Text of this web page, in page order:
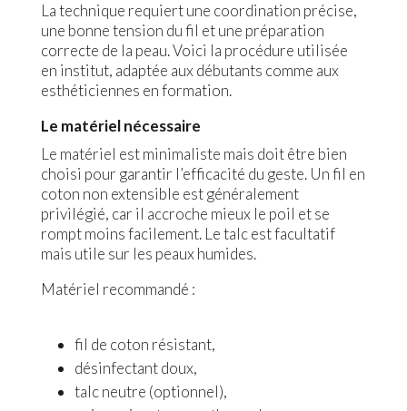
La technique requiert une coordination précise,
une bonne tension du fil et une préparation
correcte de la peau. Voici la procédure utilisée
en institut, adaptée aux débutants comme aux
esthéticiennes en formation.
Le matériel nécessaire
Le matériel est minimaliste mais doit être bien
choisi pour garantir l’efficacité du geste. Un fil en
coton non extensible est généralement
privilégié, car il accroche mieux le poil et se
rompt moins facilement. Le talc est facultatif
mais utile sur les peaux humides.
Matériel recommandé :
fil de coton résistant,
désinfectant doux,
talc neutre (optionnel),